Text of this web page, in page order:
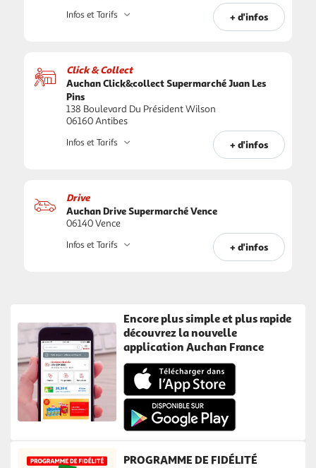
+ d'infos
Infos et Tarifs
Click & Collect
Auchan Click&collect Supermarché Juan Les
Pins
138 Boulevard Du Président Wilson
06160 Antibes
+ d'infos
Infos et Tarifs
Drive
Auchan Drive Supermarché Vence
06140 Vence
+ d'infos
Infos et Tarifs
Encore plus simple et plus rapide
découvrez la nouvelle
application Auchan France
PROGRAMME DE FIDÉLITÉ